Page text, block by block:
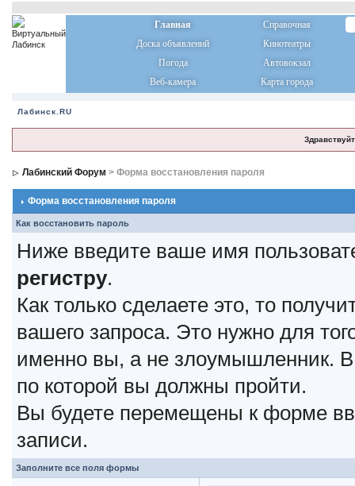
Главная
Справочная
Доска объявлений
Кинотеатры
Погода
Автовокзал
Веб-камера
Карта города
Лабинск.RU
Лабинский Форум > Форма восстановления пароля
Форма восстановления пароля
Как восстановить пароль
Ниже введите ваше имя
регистру.
Как только сделаете это, то
вашего запроса. Это нужно для
именно вы, а не злоумышленник. В
по которой вы должны пройти.
Вы будете перемещены к форме
записи.
Заполните все поля формы